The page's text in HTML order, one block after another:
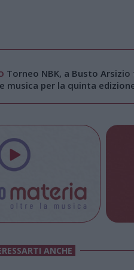
Torneo NBK, a Busto
musica per la quinta
ANCHE